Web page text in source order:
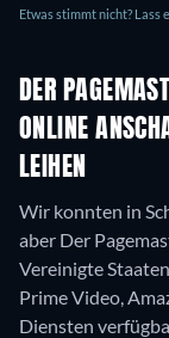
Etwas stimmt nicht? Lass
DER
ONLINE
LEIHEN
Wir konnten in
aber Der
Vereinigte
Prime Video,
Diensten